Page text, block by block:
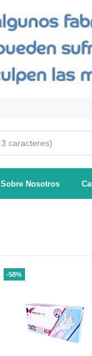
Sobre Nosotros
-58%